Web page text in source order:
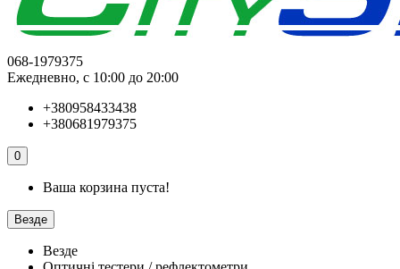
068-1979375
Ежедневно, с 10:00 до 20:00
+380958433438
+380681979375
0
Ваша корзина пуста!
Везде
Везде